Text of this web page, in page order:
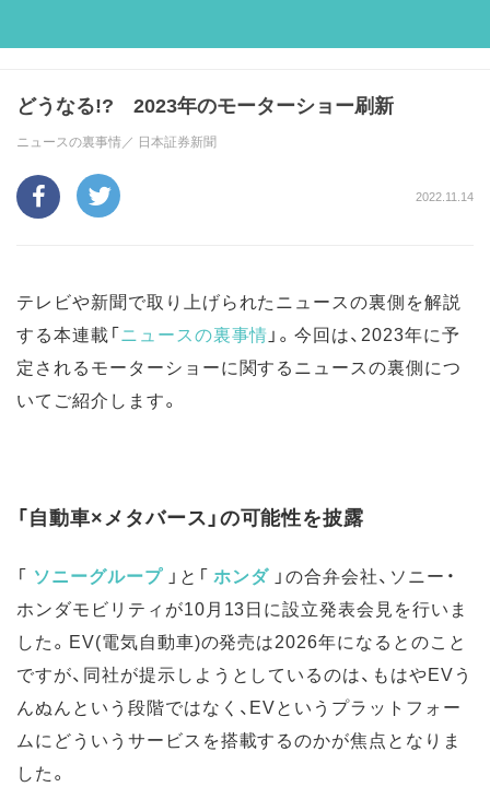
どうなる!? 2023年のモーターショー刷新
ニュースの裏事情／ 日本証券新聞
2022.11.14
テレビや新聞で取り上げられたニュースの裏側を解説
する本連載「ニュースの裏事情 」。今回は、2023年に予
定されるモーターショーに関するニュースの裏側につ
いてご紹介します。
「自動車×メタバース」の可能性を披露
「 ソニーグループ」と「ホンダ 」の合弁会社、ソニー・
ホンダモビリティが10月13日に設立発表会見を行いま
した。EV(電気自動車)の発売は2026年になるとのこと
ですが、同社が提示しようとしているのは、もはやEVう
んぬんという段階ではなく、EVというプラットフォー
ムにどういうサービスを搭載するのかが焦点となりま
した。